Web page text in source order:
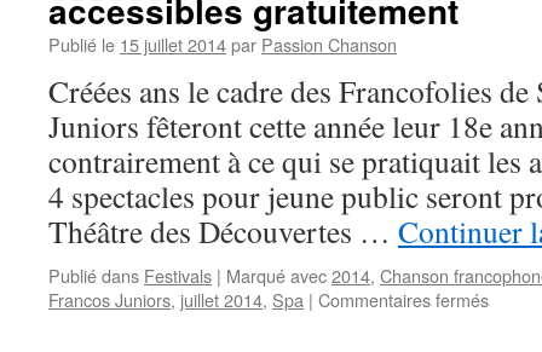
accessibles gratuitement
Publié le 15 juillet 2014par Passion Chanson
Créées ans le cadre des Francofolies de
Juniors fêteront cette année leur 18e
contrairement à ce qui se pratiquait les
4 spectacles pour jeune public seront
Théâtre des Découvertes … Continuer
Publié dans Festivals | Marqué avec2014, Chanson
Francos Juniors, juillet 2014, Spa | Commentaires ferméssur